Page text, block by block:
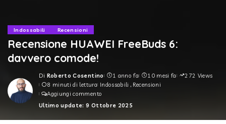
Indossabili Recensioni
Recensione HUAWEI FreeBuds 6:
davvero comode!
Posted
by
Di Roberto Cosentino 1 anno fa 10 mesi fa
272 Views
8 minuti di lettura Indossabili
Recensioni
Aggiungi commento
Ultimo update: 9 Ottobre 2025